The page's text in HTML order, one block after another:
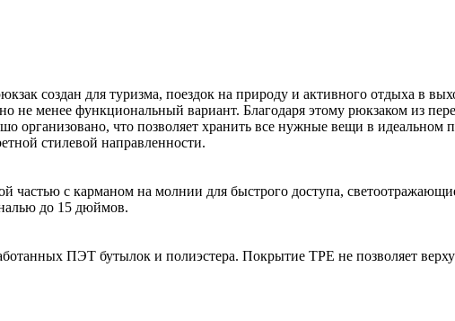
создан для туризма, поездок на природу и активного отдыха в
не менее функциональный вариант. Благодаря этому рюкзаком из
организовано, что позволяет хранить все нужные вещи в
стилевой направленности.
с карманом на молнии для быстрого доступа,
до 15 дюймов.
ПЭТ бутылок и полиэстера. Покрытие TPE не позволяет